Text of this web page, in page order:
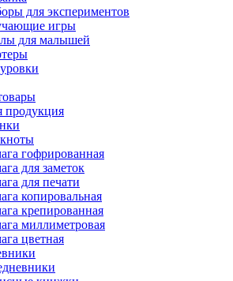
для экспериментов
игры
для малышей
продукция
гофрированная
для заметок
для печати
копировальная
крепированная
миллиметровая
цветная